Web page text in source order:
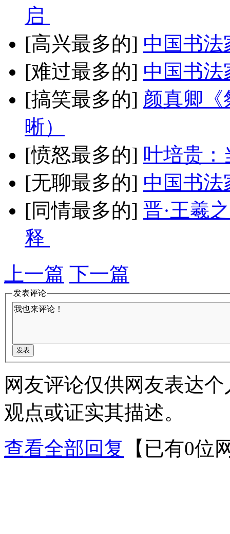
启
[高兴最多的] 中国书法
[难过最多的] 中国书法
[搞笑最多的] 颜真卿《
晰）
[愤怒最多的] 叶培贵：
[无聊最多的] 中国书法
[同情最多的] 晋·王羲
释
上一篇 下一篇
发表评论
网友评论仅供网友表达
观点或证实其描述。
查看全部回复
【已有0位